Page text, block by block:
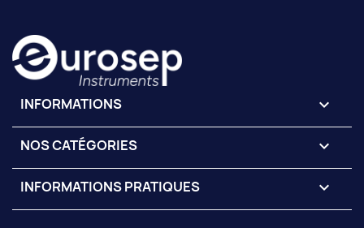
INFORMATIONS keyboard_arrow_down
NOS CATÉGORIES 
INFORMATIONS PRATIQUES 